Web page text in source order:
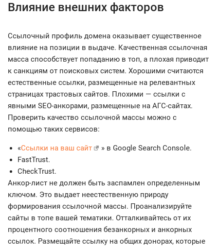
Влияние внешних факторов
Ссылочный профиль домена оказывает существенное
влияние на позиции в выдаче. Качественная ссылочная
масса способствует попаданию в топ, а плохая приводит
к санкциям от поисковых систем. Хорошими считаются
естественные ссылки, размещенные на релевантных
страницах трастовых сайтов. Плохими — ссылки с
явными SEO-анкорами, размещенные на АГС-сайтах.
Проверить качество ссылочной массы можно с
помощью таких сервисов:
«Ссылки на ваш сайт
» в Google Search Console.
FastTrust.
CheckTrust.
Анкор-лист не должен быть заспамлен определенным
ключом. Это выдает неестественную природу
формирования ссылочной массы. Проанализируйте
сайты в топе вашей тематики. Отталкивайтесь от их
процентного соотношения безанкорных и анкорных
ссылок. Размещайте ссылку на общих донорах, которые